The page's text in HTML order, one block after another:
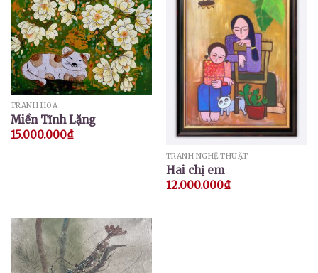
TRANH HOA
Miền Tĩnh Lặng
15.000.000₫
TRANH NGHỆ THUẬT
Hai chị em
12.000.000₫